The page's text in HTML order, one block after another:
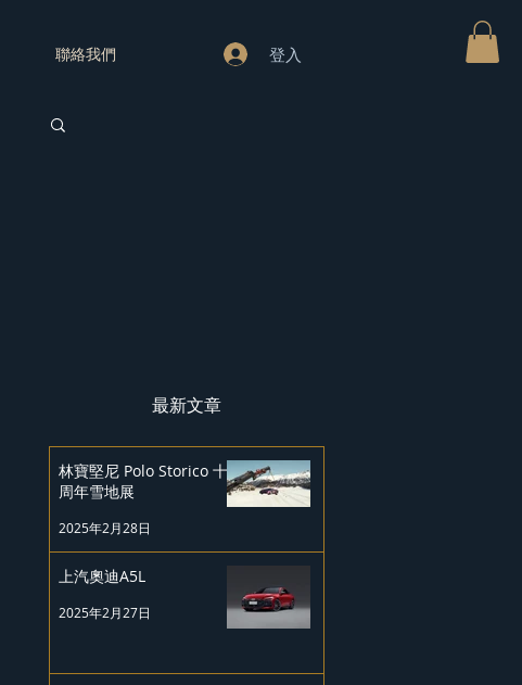
聯絡我們 登入
最新文章
林寶堅尼 Polo Storico 十
周年雪地展
2025年2月28日
上汽奧迪A5L
2025年2月27日